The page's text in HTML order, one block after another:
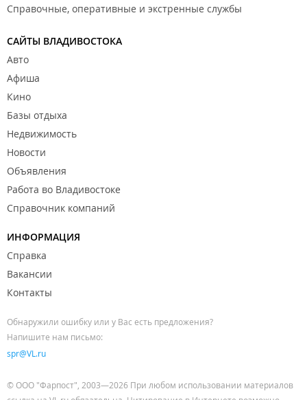
Справочные, оперативные и экстренные службы
САЙТЫ ВЛАДИВОСТОКА
Авто
Афиша
Кино
Базы отдыха
Недвижимость
Новости
Объявления
Работа во Владивостоке
Справочник компаний
ИНФОРМАЦИЯ
Справка
Вакансии
Контакты
Обнаружили ошибку или у Вас есть предложения?
Напишите нам письмо:
spr@VL.ru
© ООО "Фарпост", 2003—2026 При любом использовании материалов